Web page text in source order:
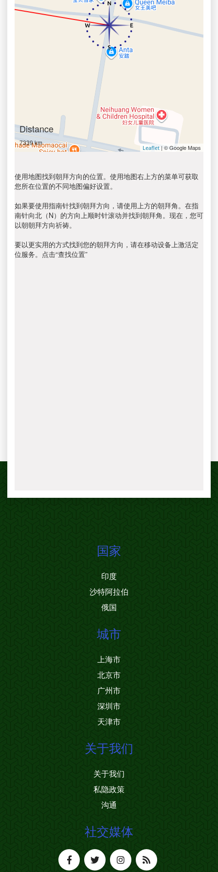
Distance
7339 km
Leaflet | © Google Maps
使用地图找到朝拜方向的位置。使用地图右上方的菜单可获取
您所在位置的不同地图偏好设置。
如果要使用指南针找到朝拜方向，请使用上方的朝拜角。在指
南针向北（N）的方向上顺时针滚动并找到朝拜角。现在，您可
以朝朝拜方向祈祷。
要以更实用的方式找到您的朝拜方向，请在移动设备上激活定
位服务。点击“查找位置”
国家
印度
沙特阿拉伯
俄国
城市
上海市
北京市
广州市
深圳市
天津市
关于我们
关于我们
私隐政策
沟通
社交媒体